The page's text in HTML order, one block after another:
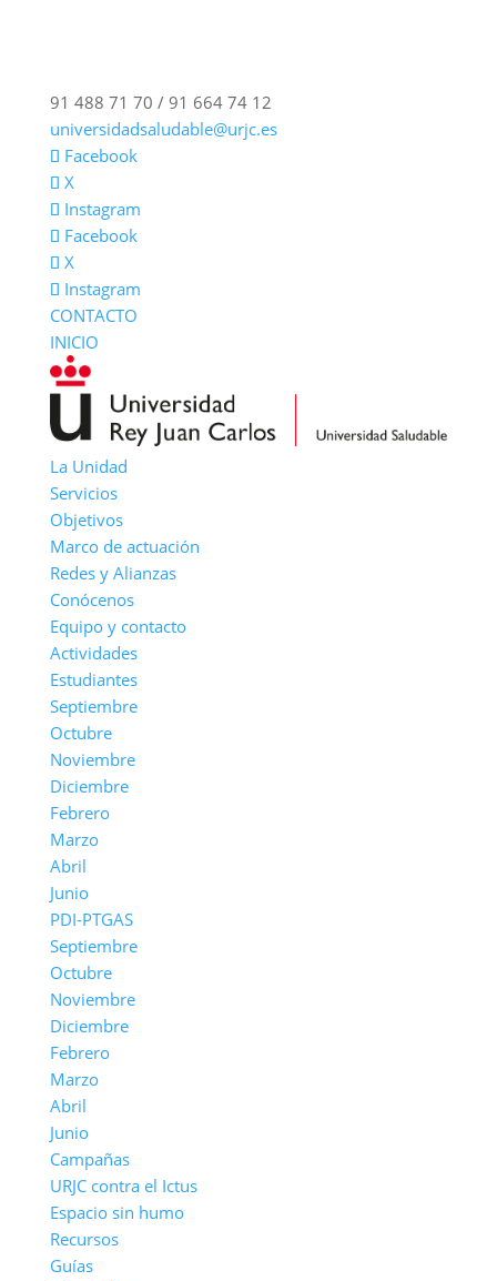
91 488 71 70 / 91 664 74 12
universidadsaludable@urjc.es
Facebook
X
Instagram
Facebook
X
Instagram
CONTACTO
INICIO
La Unidad
Servicios
Objetivos
Marco de actuación
Redes y Alianzas
Conócenos
Equipo y contacto
Actividades
Estudiantes
Septiembre
Octubre
Noviembre
Diciembre
Febrero
Marzo
Abril
Junio
PDI-PTGAS
Septiembre
Octubre
Noviembre
Diciembre
Febrero
Marzo
Abril
Junio
Campañas
URJC contra el Ictus
Espacio sin humo
Recursos
Guías